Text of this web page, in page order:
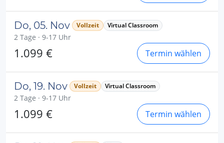
Do, 05. Nov Vollzeit Virtual Classroom
2 Tage · 9-17 Uhr
1.099 € Termin wählen
Do, 19. Nov Vollzeit Virtual Classroom
2 Tage · 9-17 Uhr
1.099 € Termin wählen